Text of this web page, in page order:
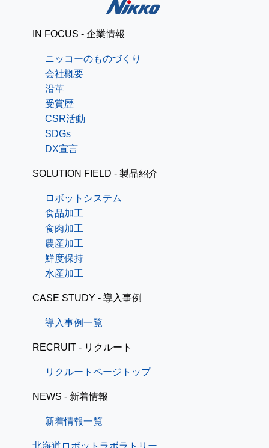
IN FOCUS - 企業情報
ニッコーのものづくり
会社概要
沿革
受賞歴
CSR活動
SDGs
DX宣言
SOLUTION FIELD - 製品紹介
ロボットシステム
食品加工
食肉加工
農産加工
鮮度保持
水産加工
CASE STUDY - 導入事例
導入事例一覧
RECRUIT - リクルート
リクルートページトップ
NEWS - 新着情報
新着情報一覧
北海道ロボットラボラトリー